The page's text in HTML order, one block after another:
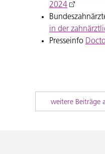
2024
in der
Presseinfo
weitere Beiträge